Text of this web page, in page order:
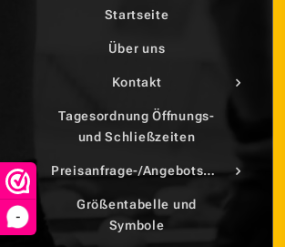
-
Startseite
Über uns
Kontakt
Tagesordnung Öffnungs-
und Schließzeiten
Preisanfrage-/Angebotsdruck
Größentabelle und
Symbole